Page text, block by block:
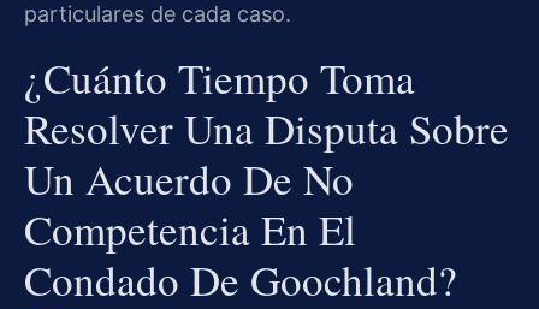
particulares de cada caso.
¿Cuánto Tiempo Toma
Resolver Una Disputa Sobre
Un Acuerdo De No
Competencia En El
Condado De Goochland?